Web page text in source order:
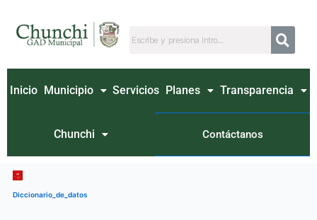
contenido
Inicio Municipio Servicios Planes Transparencia
Chunchi Contáctanos
Diccionario_de_datos